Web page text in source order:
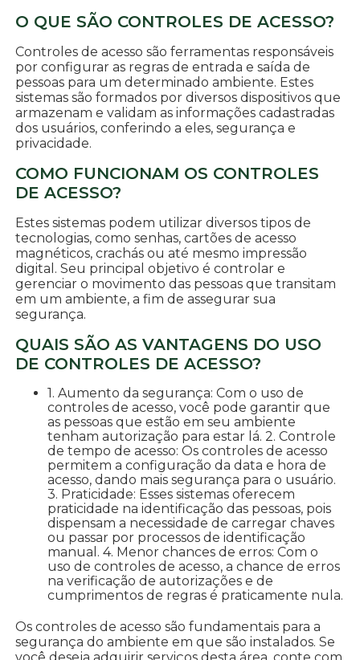
O QUE SÃO CONTROLES DE ACESSO?
Controles de acesso são ferramentas responsáveis
por configurar as regras de entrada e saída de
pessoas para um determinado ambiente. Estes
sistemas são formados por diversos dispositivos que
armazenam e validam as informações cadastradas
dos usuários, conferindo a eles, segurança e
privacidade.
COMO FUNCIONAM OS CONTROLES
DE ACESSO?
Estes sistemas podem utilizar diversos tipos de
tecnologias, como senhas, cartões de acesso
magnéticos, crachás ou até mesmo impressão
digital. Seu principal objetivo é controlar e
gerenciar o movimento das pessoas que transitam
em um ambiente, a fim de assegurar sua
segurança.
QUAIS SÃO AS VANTAGENS DO USO
DE CONTROLES DE ACESSO?
1. Aumento da segurança: Com o uso de
controles de acesso, você pode garantir que
as pessoas que estão em seu ambiente
tenham autorização para estar lá. 2. Controle
de tempo de acesso: Os controles de acesso
permitem a configuração da data e hora de
acesso, dando mais segurança para o usuário.
3. Praticidade: Esses sistemas oferecem
praticidade na identificação das pessoas, pois
dispensam a necessidade de carregar chaves
ou passar por processos de identificação
manual. 4. Menor chances de erros: Com o
uso de controles de acesso, a chance de erros
na verificação de autorizações e de
cumprimentos de regras é praticamente nula.
Os controles de acesso são fundamentais para a
segurança do ambiente em que são instalados. Se
você deseja adquirir serviços desta área, conte com